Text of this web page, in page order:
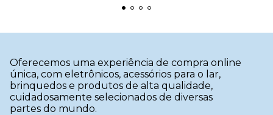
Oferecemos uma experiência de compra online
única, com eletrônicos, acessórios para o lar,
brinquedos e produtos de alta qualidade,
cuidadosamente selecionados de diversas
partes do mundo.